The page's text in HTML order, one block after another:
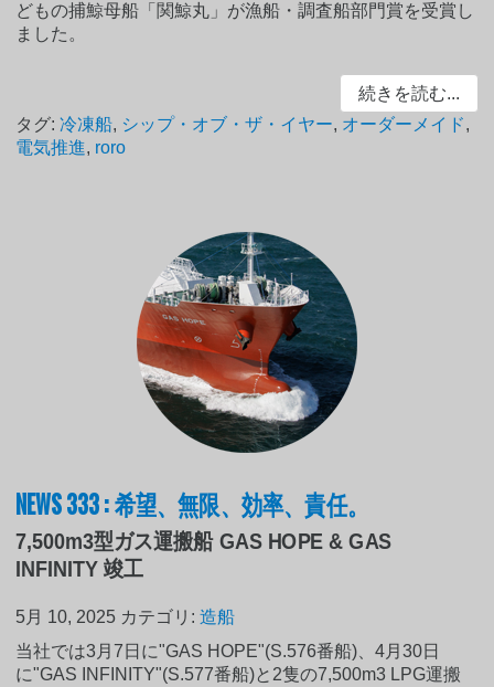
どもの捕鯨母船「関鯨丸」が漁船・調査船部門賞を受賞し
ました。
続きを読む...
タグ:冷凍船, シップ・オブ・ザ・イヤー, オーダーメイド,
電気推進, roro
NEWS 333 : 希望、無限、効率、責任。
7,500m3型ガス運搬船 GAS HOPE & GAS
INFINITY 竣工
5月 10, 2025 カテゴリ:造船
当社では3月7日に"GAS HOPE"(S.576番船)、4月30日
に"GAS INFINITY"(S.577番船)と2隻の7,500m3 LPG運搬